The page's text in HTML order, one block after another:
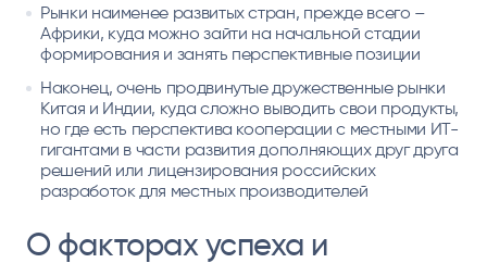
Рынки наименее развитых стран, прежде всего –
Африки, куда можно зайти на начальной стадии
формирования и занять перспективные позиции
Наконец, очень продвинутые дружественные рынки
Китая и Индии, куда сложно выводить свои продукты,
но где есть перспектива кооперации с местными ИТ-
гигантами в части развития дополняющих друг друга
решений или лицензирования российских
разработок для местных производителей
О факторах успеха и